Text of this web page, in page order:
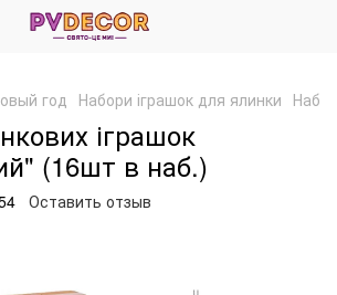
год Набори іграшок для ялинки
іграшок
(16шт в наб.)
Оставить отзыв